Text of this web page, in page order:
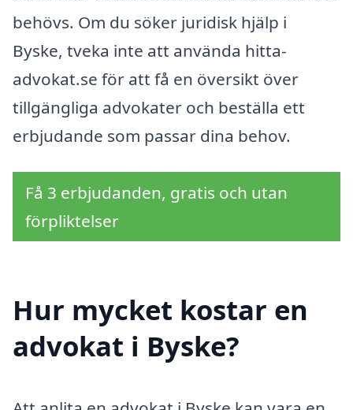
behövs. Om du söker juridisk hjälp i
Byske, tveka inte att använda hitta-
advokat.se för att få en översikt över
tillgängliga advokater och beställa ett
erbjudande som passar dina behov.
Få 3 erbjudanden, gratis och utan
förpliktelser
Hur mycket kostar en
advokat i Byske?